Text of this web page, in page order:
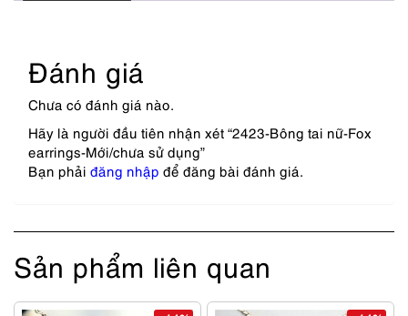
Đánh giá
Chưa có đánh giá nào.
Hãy là người đầu tiên nhận xét “2423-Bông tai nữ-Fox
earrings-Mới/chưa sử dụng”
Bạn phải đăng nhập để đăng bài đánh giá.
Sản phẩm liên quan